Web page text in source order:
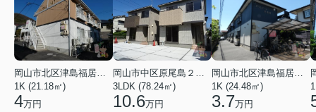
岡山市北区津島福居１丁目
1K (21.18㎡)
4万円
岡山市中区原尾島２丁目
3LDK (78.24㎡)
10.6万円
岡山市北区津島福居１丁目
1K (24.48㎡)
3.7万円